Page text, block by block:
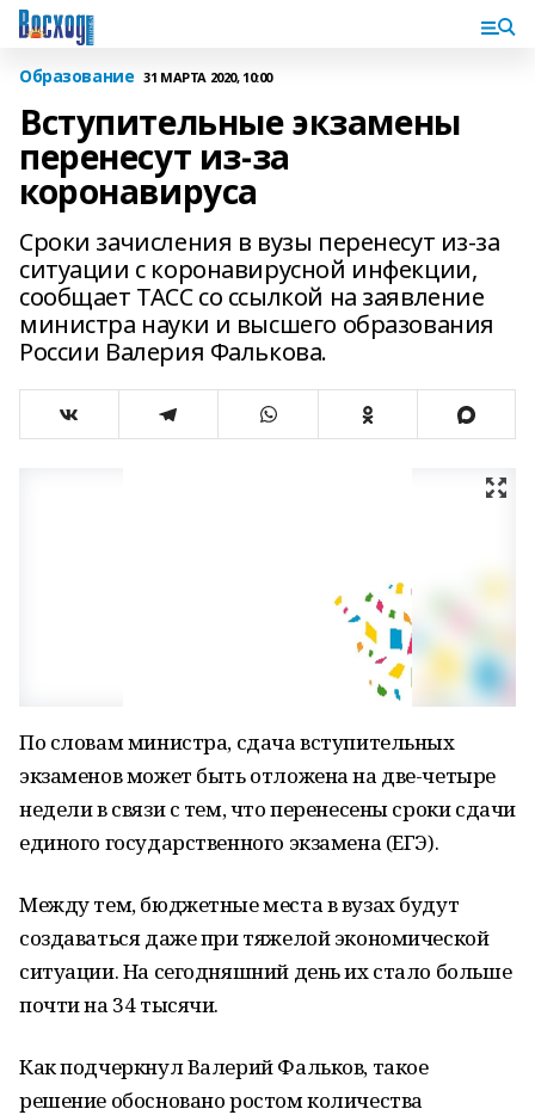
Образование 31 МАРТА 2020, 10:00
Вступительные экзамены
перенесут из-за
коронавируса
Сроки зачисления в вузы перенесут из-за
ситуации с коронавирусной инфекции,
сообщает ТАСС со ссылкой на заявление
министра науки и высшего образования
России Валерия Фалькова.
По словам министра, сдача вступительных
экзаменов может быть отложена на две-четыре
недели в связи с тем, что перенесены сроки сдачи
единого государственного экзамена (ЕГЭ).
Между тем, бюджетные места в вузах будут
создаваться даже при тяжелой экономической
ситуации. На сегодняшний день их стало больше
почти на 34 тысячи.
Как подчеркнул Валерий Фальков, такое
решение обосновано ростом количества